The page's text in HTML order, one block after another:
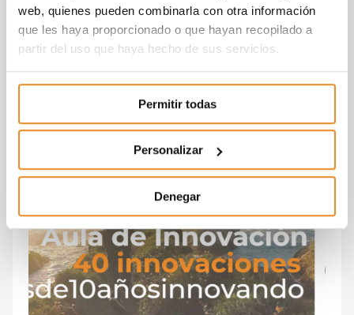
web, quienes pueden combinarla con otra información
que les haya proporcionado o que hayan recopilado a
partir del uso que haya hecho de sus servicios.
Permitir todas
Personalizar
Denegar